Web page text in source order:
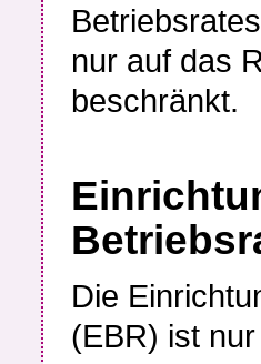
nur auf das
beschränkt.
Die
(EBR) ist